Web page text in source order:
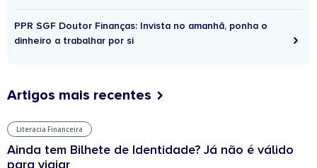
PPR SGF Doutor Finanças: Invista no amanhã, ponha o
dinheiro a trabalhar por si
Artigos mais recentes
Literacia Financeira
Ainda tem Bilhete de Identidade? Já não é válido
para viajar